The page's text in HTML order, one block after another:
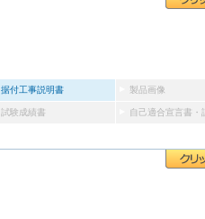
据付工事説明書 製品画像
試験成績書 自己適合宣言書・